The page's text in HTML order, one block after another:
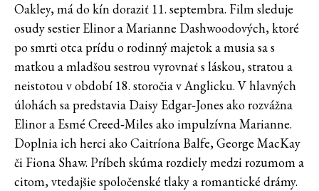
Oakley, má do kín doraziť 11. septembra. Film sleduje
osudy sestier Elinor a Marianne Dashwoodových, ktoré
po smrti otca prídu o rodinný majetok a musia sa s
matkou a mladšou sestrou vyrovnať s láskou, stratou a
neistotou v období 18. storočia v Anglicku. V hlavných
úlohách sa predstavia Daisy Edgar‑Jones ako rozvážna
Elinor a Esmé Creed‑Miles ako impulzívna Marianne.
Doplnia ich herci ako Caitríona Balfe, George MacKay
či Fiona Shaw. Príbeh skúma rozdiely medzi rozumom a
citom, vtedajšie spoločenské tlaky a romantické drámy.